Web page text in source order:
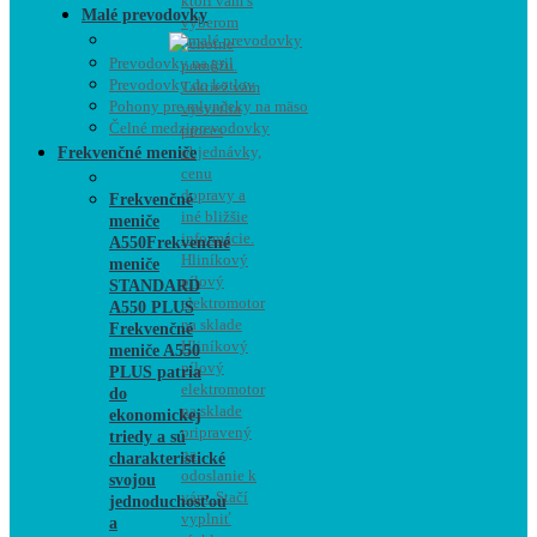
výberom
ochotne
pomôžu.
Taktiež vám
vysvetlia
proces
objednávky,
cenu
dopravy a
iné bližšie
informácie.
Hliníkový
pílový
elektromotor
na sklade
Hliníkový
pílový
elektromotor
na sklade
pripravený
na
odoslanie k
vám. Stačí
vyplniť
Malé prevodovky
Prevodovky na gril
Prevodovky do kotlov
Pohony pre mlynčeky na mäso
Čelné medziprevodovky
Frekvenčné meniče
Frekvenčné
meniče
A550Frekvenčné
meniče
STANDARD
A550 PLUS
Frekvenčné
meniče A550
PLUS patria
do
ekonomickej
triedy a sú
charakteristické
svojou
jednoduchosťou
a